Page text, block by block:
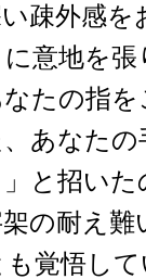
疎外感
意地を
たの指
あなた
と招い
の耐え
覚悟し